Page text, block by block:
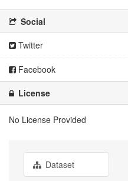
Social
Twitter
Facebook
License
No License Provided
Dataset